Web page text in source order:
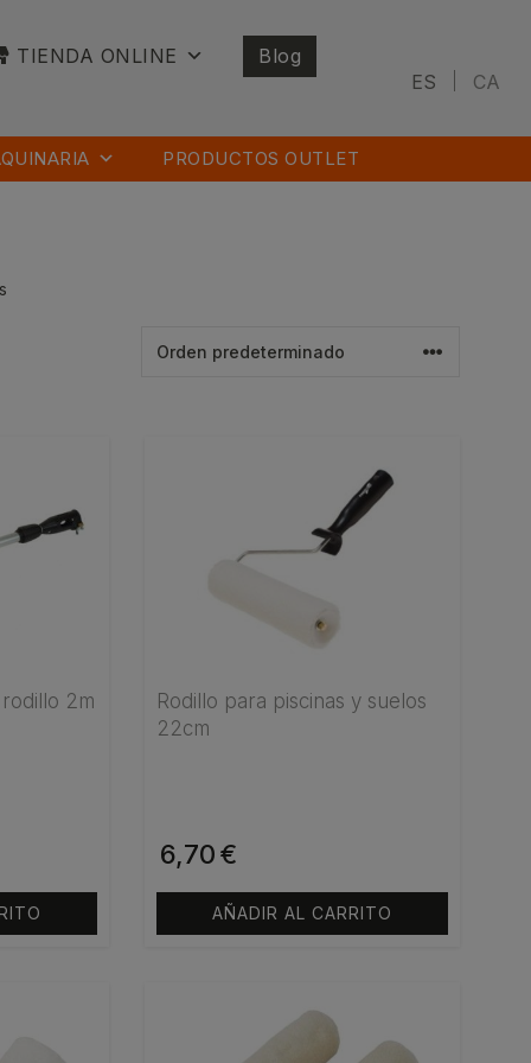
TIENDA ONLINE
Blog
ES
CA
PRODUCTOS OUTLET
2m
Rodillo para piscinas y suelos
22cm
6,70€
AÑADIR AL CARRITO